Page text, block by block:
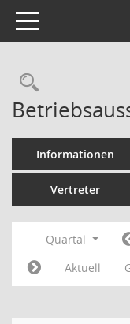
Toggle navigation
Informationen
Vertreter
Quartal
Aktuell